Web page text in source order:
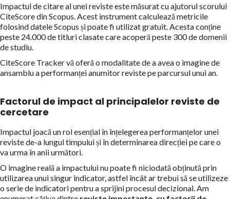
Impactul de citare al unei reviste este măsurat cu ajutorul scorului
CiteScore din Scopus. Acest instrument calculează metricile
folosind datele Scopus și poate fi utilizat gratuit. Acesta conține
peste 24.000 de titluri clasate care acoperă peste 300 de domenii
de studiu.
CiteScore Tracker vă oferă o modalitate de a avea o imagine de
ansamblu a performanței anumitor reviste pe parcursul unui an.
Factorul de impact al principalelor reviste de
cercetare
Impactul joacă un rol esențial în înțelegerea performanțelor unei
reviste de-a lungul timpului și în determinarea direcției pe care o
va urma în anii următori.
O imagine reală a impactului nu poate fi niciodată obținută prin
utilizarea unui singur indicator, astfel încât ar trebui să se utilizeze
o serie de indicatori pentru a sprijini procesul decizional. Am